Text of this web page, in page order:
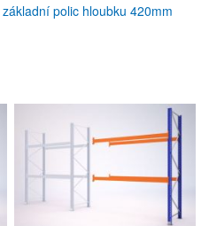
polic hloubku 420mm